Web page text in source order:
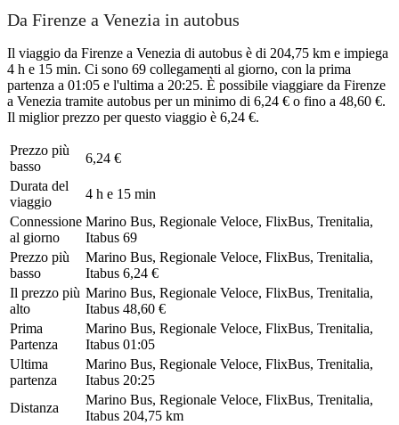
Da Firenze a Venezia in autobus
Il viaggio da Firenze a Venezia di autobus è di 204,75 km e impiega
4 h e 15 min. Ci sono 69 collegamenti al giorno, con la prima
partenza a 01:05 e l'ultima a 20:25. È possibile viaggiare da Firenze
a Venezia tramite autobus per un minimo di 6,24 € o fino a 48,60 €.
Il miglior prezzo per questo viaggio è 6,24 €.
Prezzo più
basso
6,24 €
Durata del
viaggio
4 h e 15 min
Connessione
al giorno
Marino Bus, Regionale Veloce, FlixBus, Trenitalia,
Itabus 69
Prezzo più
basso
Marino Bus, Regionale Veloce, FlixBus, Trenitalia,
Itabus 6,24 €
Il prezzo più
alto
Marino Bus, Regionale Veloce, FlixBus, Trenitalia,
Itabus 48,60 €
Prima
Partenza
Marino Bus, Regionale Veloce, FlixBus, Trenitalia,
Itabus 01:05
Ultima
partenza
Marino Bus, Regionale Veloce, FlixBus, Trenitalia,
Itabus 20:25
Distanza
Marino Bus, Regionale Veloce, FlixBus, Trenitalia,
Itabus 204,75 km